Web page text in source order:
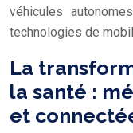
véhicules
technologies de
La
la santé :
et